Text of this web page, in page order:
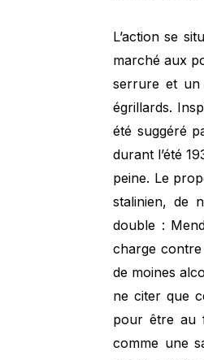
L’action se
marché aux
serrure et un
égrillards.
été suggéré
durant l’été
peine. Le
stalinien, de
double :
charge contre
de moines
ne citer que
pour être au
comme une